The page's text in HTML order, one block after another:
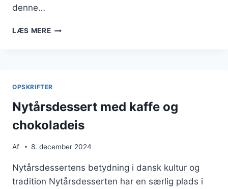
denne…
LÆS MERENYTÅRSDESSERT
OPSKRIFTER
Nytårsdessert med kaffe og
chokoladeis
Af 8. december 2024
Nytårsdessertens betydning i dansk kultur og
tradition Nytårsdesserten har en særlig plads i